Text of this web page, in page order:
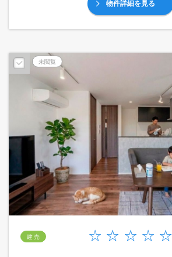
物件詳細を見る
未閲覧
建 売